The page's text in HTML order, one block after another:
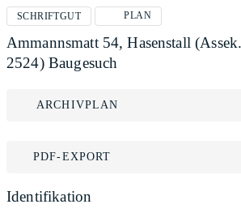
SCHRIFTGUT PLAN
Ammannsmatt 54, Hasenstall
2524) Baugesuch
ARCHIVPLAN
PDF-EXPORT
Identifikation